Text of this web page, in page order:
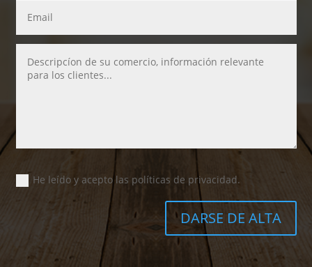
He leído y acepto las políticas de privacidad.
DARSE DE ALTA